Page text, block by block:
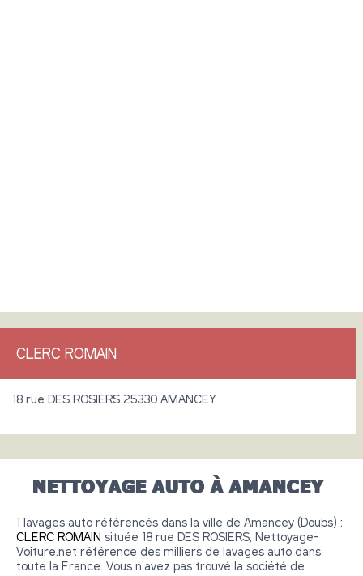
CLERC ROMAIN
18 rue DES ROSIERS 25330 AMANCEY
NETTOYAGE AUTO À AMANCEY
1 lavages auto référencés dans la ville de Amancey (Doubs) :
CLERC ROMAIN située 18 rue DES ROSIERS, Nettoyage-
Voiture.net référence des milliers de lavages auto dans
toute la France. Vous n'avez pas trouvé la société de